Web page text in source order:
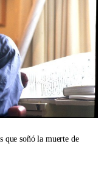
que soñó la muerte de